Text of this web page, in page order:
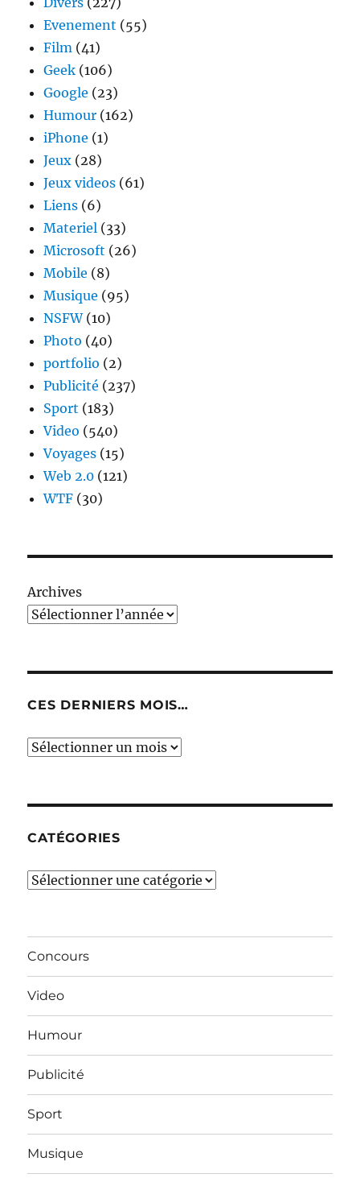
Evenement (55)
Film (41)
Geek (106)
Google (23)
Humour (162)
iPhone (1)
Jeux (28)
Jeux videos (61)
Liens (6)
Materiel (33)
Microsoft (26)
Mobile (8)
Musique (95)
NSFW(10)
Photo (40)
portfolio (2)
Publicité (237)
Sport (183)
Video (540)
Voyages (15)
Web 2.0 (121)
WTF (30)
Archives
CES DERNIERS MOIS…
Ces
CATÉGORIES
Catégories
Concours
Video
Humour
Publicité
Sport
Musique